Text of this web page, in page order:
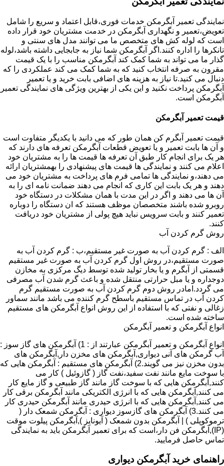
نمایندگی تعمیر آبگرمکن خدمات فوری،قابل اعتماد و سریع را شامل
تعویض،تعمیر و نگهداری آبگرمکن در خدمت مشتریان خود قرار داده
است که لوله کش های متخصص ما می توانند مدل های سنتی و
تانکرها را اداره کنند.اگر آبگرمکن شما نیاز به جابجایی داشته باشد،لوله
گذار ما می تواند به شما کمک کند آبگرمکن مناسب را با یک قیمت
مقرون به صرفه انتخاب کنید که به شما کمک می کند عملکردی را که
دنبال می کنید.تا نیاز به هزینه های اضافی بابت خرید و یا تعمیر
آبگرمکن پرداخت نکنید و این یکی از بهترین ویژگی های نمایندگی تعمیر
آبگرمکن است.
قیمت تعمیر آبگرمکن
قیمت تعمیر آبگرم کن همان طور که می دانید با یکدیگر متفاوت است
و آن ها بابت تعمیر و یا تعویض قطعات آبگرمکن تعرفه های دارند که
هر یک برای انجام کار طبق آن تعرفه ها قیمت ها را به مشتریان خود
اعلام می کنند و نمایندگی ها قیمت های پیشنهادی را بهمشتریان ارائه
می دهند،و نمایندگی ها تمامی فرم های پرداخت به مشتریان خود می
دهند و هر یک بابت این کاری که انجام می دهند ضمانت نامه ای را به
آن ها می دهند و اگر در این مدت با همان مشکلات در دستگاه خود
روبرو شده باشند متخصصان موظف هستند که ان دستگاه را دوباره
تعمیر کنند و بابت سرویس نباید هیچ پولی از مشتریان خود دریافت
کنند.
روش گرم کردن آب
الف : گرم کردن آب به صورت غیر مستقیم،ب : گرم کردن آب به
صورت مستقیم،در روش اول گرم کردن آب به صورت غیر مستقیم
قسمتی از آبگرم و یا بخار تولید شده توسط دیگ مرکزی به مخازن
دوجداره و یا مبل حرارتی منتقل شده و باعث گرم شدن آب مصرفی
می گردد.امادر روش دوم گرم کردن آب به صورت مستقیم گرم
کردن آب در تماس مستقیم باسطح گرم کننده می باشد مانند سماور
زغالی و نفتی که با استفاده از این روش انواع آبگرمکن های مستقیم
ساخته شده است.
انواع آبگرمکن و تعمیر آبگرمکن
انواع آبگرمکن و تعمیر آبگرمکن عبارتند از : 1) آبگرمکن های گاز سوز :
آب گرمکن های آنی دیواری,آبگرمکن های مخزن دار,آبگرمکن های
بدون مخزن نیز می گویند.2) آبگرمکن های مستقیم : آبگرمکن هایی که
با سوخت مایع مانند نفت سفید،نفت گاز ( گازوئیل ) کار می
کنند,آبگرمکن هایی که با سوخت گاز مانند گاز طبیعی و گاز مایع کار
می کنند,آبگرمکن هایی که با انرژی الکتریکی مانند آبگرمکن برقی کار
می کنند,آبگرمکن هایی که با انرژی حیدری مانند آبگرمکن حیدری کار
می کنند.3) آبگرمکن های گازسوز دیواری : آبگرمکن شمعک دار (
ترموکوپلی ) | آبگرمکن بدون شمعک ( آیونایز ),آبگرمکن پیلوت موقت
(IP),آبگرمکن فن دار،است که برای تعمیر آبگرمکن باید به نمایندگی
تماس حاصل فرمایید.
راهنمای خرید آبگرمکن دیواری